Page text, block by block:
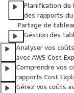
Planification de
des rapports
Partage de
Gestion des
Analyser vos
avec AWS Cost
Comprendre vos
rapports Cost
Gérez vos coûts